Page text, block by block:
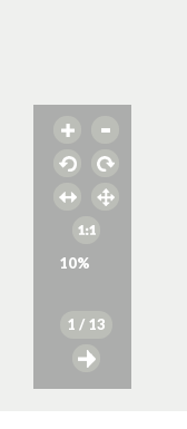
10%
1 / 13